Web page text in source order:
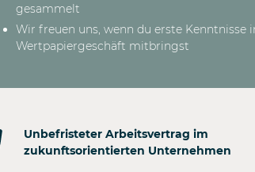
gesammelt
Wir freuen uns, wenn du erste Kenntnisse
Wertpapiergeschäft mitbringst
Unbefristeter Arbeitsvertrag im
zukunftsorientierten Unternehmen